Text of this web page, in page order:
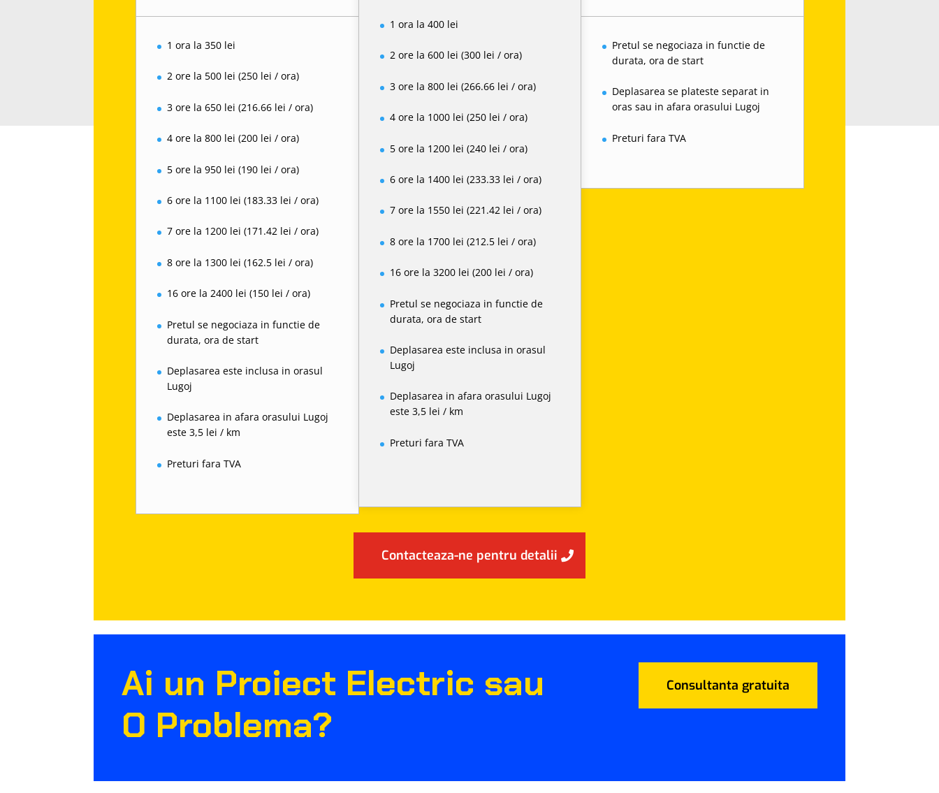
1 ora la 350 lei
2 ore la 500 lei (250 lei / ora)
3 ore la 650 lei (216.66 lei / ora)
4 ore la 800 lei (200 lei / ora)
5 ore la 950 lei (190 lei / ora)
6 ore la 1100 lei (183.33 lei / ora)
7 ore la 1200 lei (171.42 lei / ora)
8 ore la 1300 lei (162.5 lei / ora)
16 ore la 2400 lei (150 lei / ora)
Pretul se negociaza in functie de
durata, ora de start
Deplasarea este inclusa in orasul
Lugoj
Deplasarea in afara orasului Lugoj
este 3,5 lei / km
Preturi fara TVA
1 ora la 400 lei
2 ore la 600 lei (300 lei / ora)
3 ore la 800 lei (266.66 lei / ora)
4 ore la 1000 lei (250 lei / ora)
5 ore la 1200 lei (240 lei / ora)
6 ore la 1400 lei (233.33 lei / ora)
7 ore la 1550 lei (221.42 lei / ora)
8 ore la 1700 lei (212.5 lei / ora)
16 ore la 3200 lei (200 lei / ora)
Pretul se negociaza in functie de
durata, ora de start
Deplasarea este inclusa in orasul
Lugoj
Deplasarea in afara orasului Lugoj
este 3,5 lei / km
Preturi fara TVA
Pretul se negociaza in functie de
durata, ora de start
Deplasarea se plateste separat in
oras sau in afara orasului Lugoj
Preturi fara TVA
Contacteaza-ne pentru detalii
Ai un Proiect Electric sau
O Problema?
Consultanta gratuita